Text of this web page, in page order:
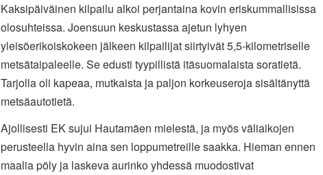
Kaksipäiväinen kilpailu alkoi perjantaina kovin eriskummallisissa
olosuhteissa. Joensuun keskustassa ajetun lyhyen
yleisöerikoiskokeen jälkeen kilpailijat siirtyivät 5,5-kilometriselle
metsätaipaleelle. Se edusti tyypillistä itäsuomalaista soratietä.
Tarjolla oli kapeaa, mutkaista ja paljon korkeuseroja sisältänyttä
metsäautotietä.
Ajollisesti EK sujui Hautamäen mielestä, ja myös väliaikojen
perusteella hyvin aina sen loppumetreille saakka. Hieman ennen
maalia pöly ja laskeva aurinko yhdessä muodostivat